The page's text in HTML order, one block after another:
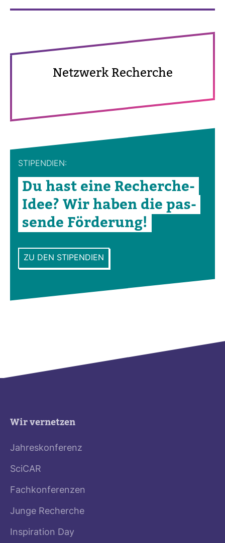
Netz­werk Recherche
STI­PEN­DIEN:
Du hast eine Recherche-​
Idee? Wir haben die pas­
sende För­de­rung!
ZU DEN STIPENDIEN
Wir vernetzen
Jahreskonferenz
SciCAR
Fachkonferenzen
Junge Recherche
Inspiration Day